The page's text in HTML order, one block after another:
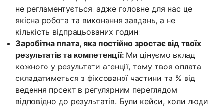
не регламентується, адже головне для нас це
якісна робота та виконання завдань, а не
кількість відпрацьованих годин;
Заробітна плата, яка постійно зростає від твоїх
результатів та компетенції: Ми цінуємо вклад
кожного у результати агенції, тому твоя оплата
складатиметься з фіксованої частини та % від
ведення проектів регулярним переглядом
відповідно до результатів. Були кейси, коли люди